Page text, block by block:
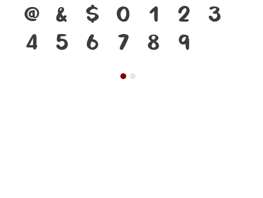
@
& $ 0 1 2
3
4
5 6 7 8 9